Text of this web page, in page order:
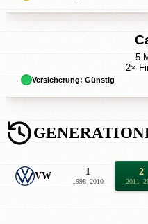
5
2×
Versicherung: Günstig
VW 1
1998–2010
2